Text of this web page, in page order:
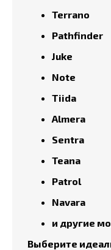
Terrano
Pathfinder
Juke
Note
Tiida
Almera
Sentra
Teana
Patrol
Navara
и другие
Выберите